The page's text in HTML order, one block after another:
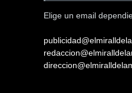
Elige un email